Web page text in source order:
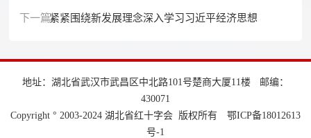
持会议
下一篇：紧紧围绕新发展理念深入学习习近平经济思想
地址：湖北省武汉市武昌区中北路101号楚商大厦11楼
邮编：
430071
Copyright ° 2003-2024 湖北省红十字会 版权所有
鄂ICP备18012613
号-1